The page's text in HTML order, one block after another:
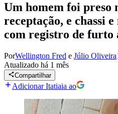
Um homem foi preso
receptação, e chassi
com registro de furto
PorWellington Fred e Júlio Oliveira
Atualizado há 1 mês
Compartilhar
Adicionar Itatiaia ao